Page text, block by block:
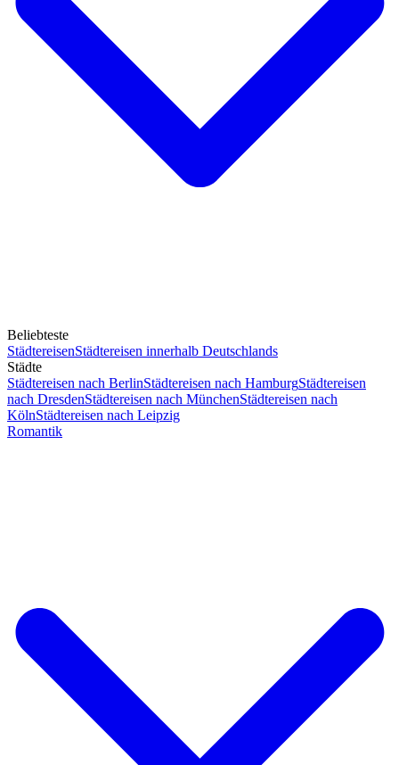
Beliebteste
StädtereisenStädtereisen innerhalb Deutschlands
Städte
Städtereisen nach BerlinStädtereisen nach HamburgStädtereisen
nach DresdenStädtereisen nach MünchenStädtereisen nach
KölnStädtereisen nach Leipzig
Romantik